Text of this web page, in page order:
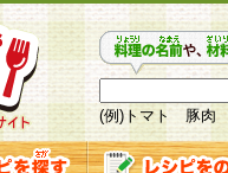
(例)トマト 豚肉